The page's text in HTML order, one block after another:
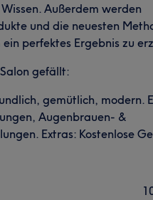
Außerdem werden
und die neuesten
perfektes Ergebnis zu
gefällt:
gemütlich, modern.
Augenbrauen- &
Extras: Kostenlose